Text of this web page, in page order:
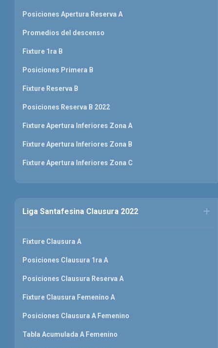
Posiciones Apertura Reserva A
Promedios del descenso
Fixture 1ra B
Posiciones Primera B
Fixture Reserva B
Posiciones Reserva B 2022
Fixture Apertura Inferiores Zona A
Fixture Apertura Inferiores Zona B
Fixture Apertura Inferiores Zona C
Liga Santafesina Clausura 2022
Fixture Clausura A
Posiciones Clausura 1ra A
Posiciones Clausura Reserva A
Fixture Clausura Femenino A
Posiciones Clausura A Femenino
Tabla Acumulada A Femenino